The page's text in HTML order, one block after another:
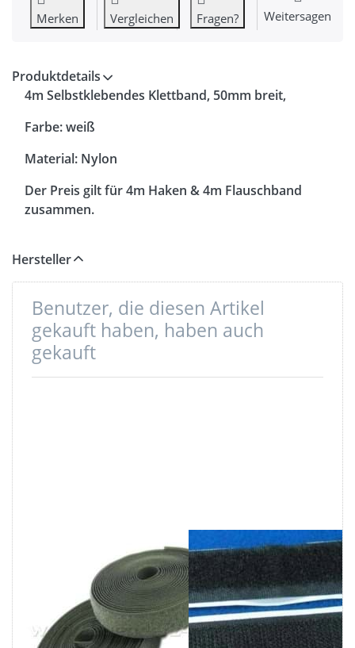
Merken Vergleichen Fragen? Weitersagen
Produktdetails
4m Selbstklebendes Klettband, 50mm breit,
Farbe: weiß
Material: Nylon
Der Preis gilt für 4m Haken & 4m Flauschband
zusammen.
Hersteller
Benutzer, die diesen Artikel
gekauft haben, haben auch
gekauft
4m Klettband
(Flausch &
Haken), 20mm
breit, Farbe:
4m
Selbstklebendes
Klettband
(Haken +